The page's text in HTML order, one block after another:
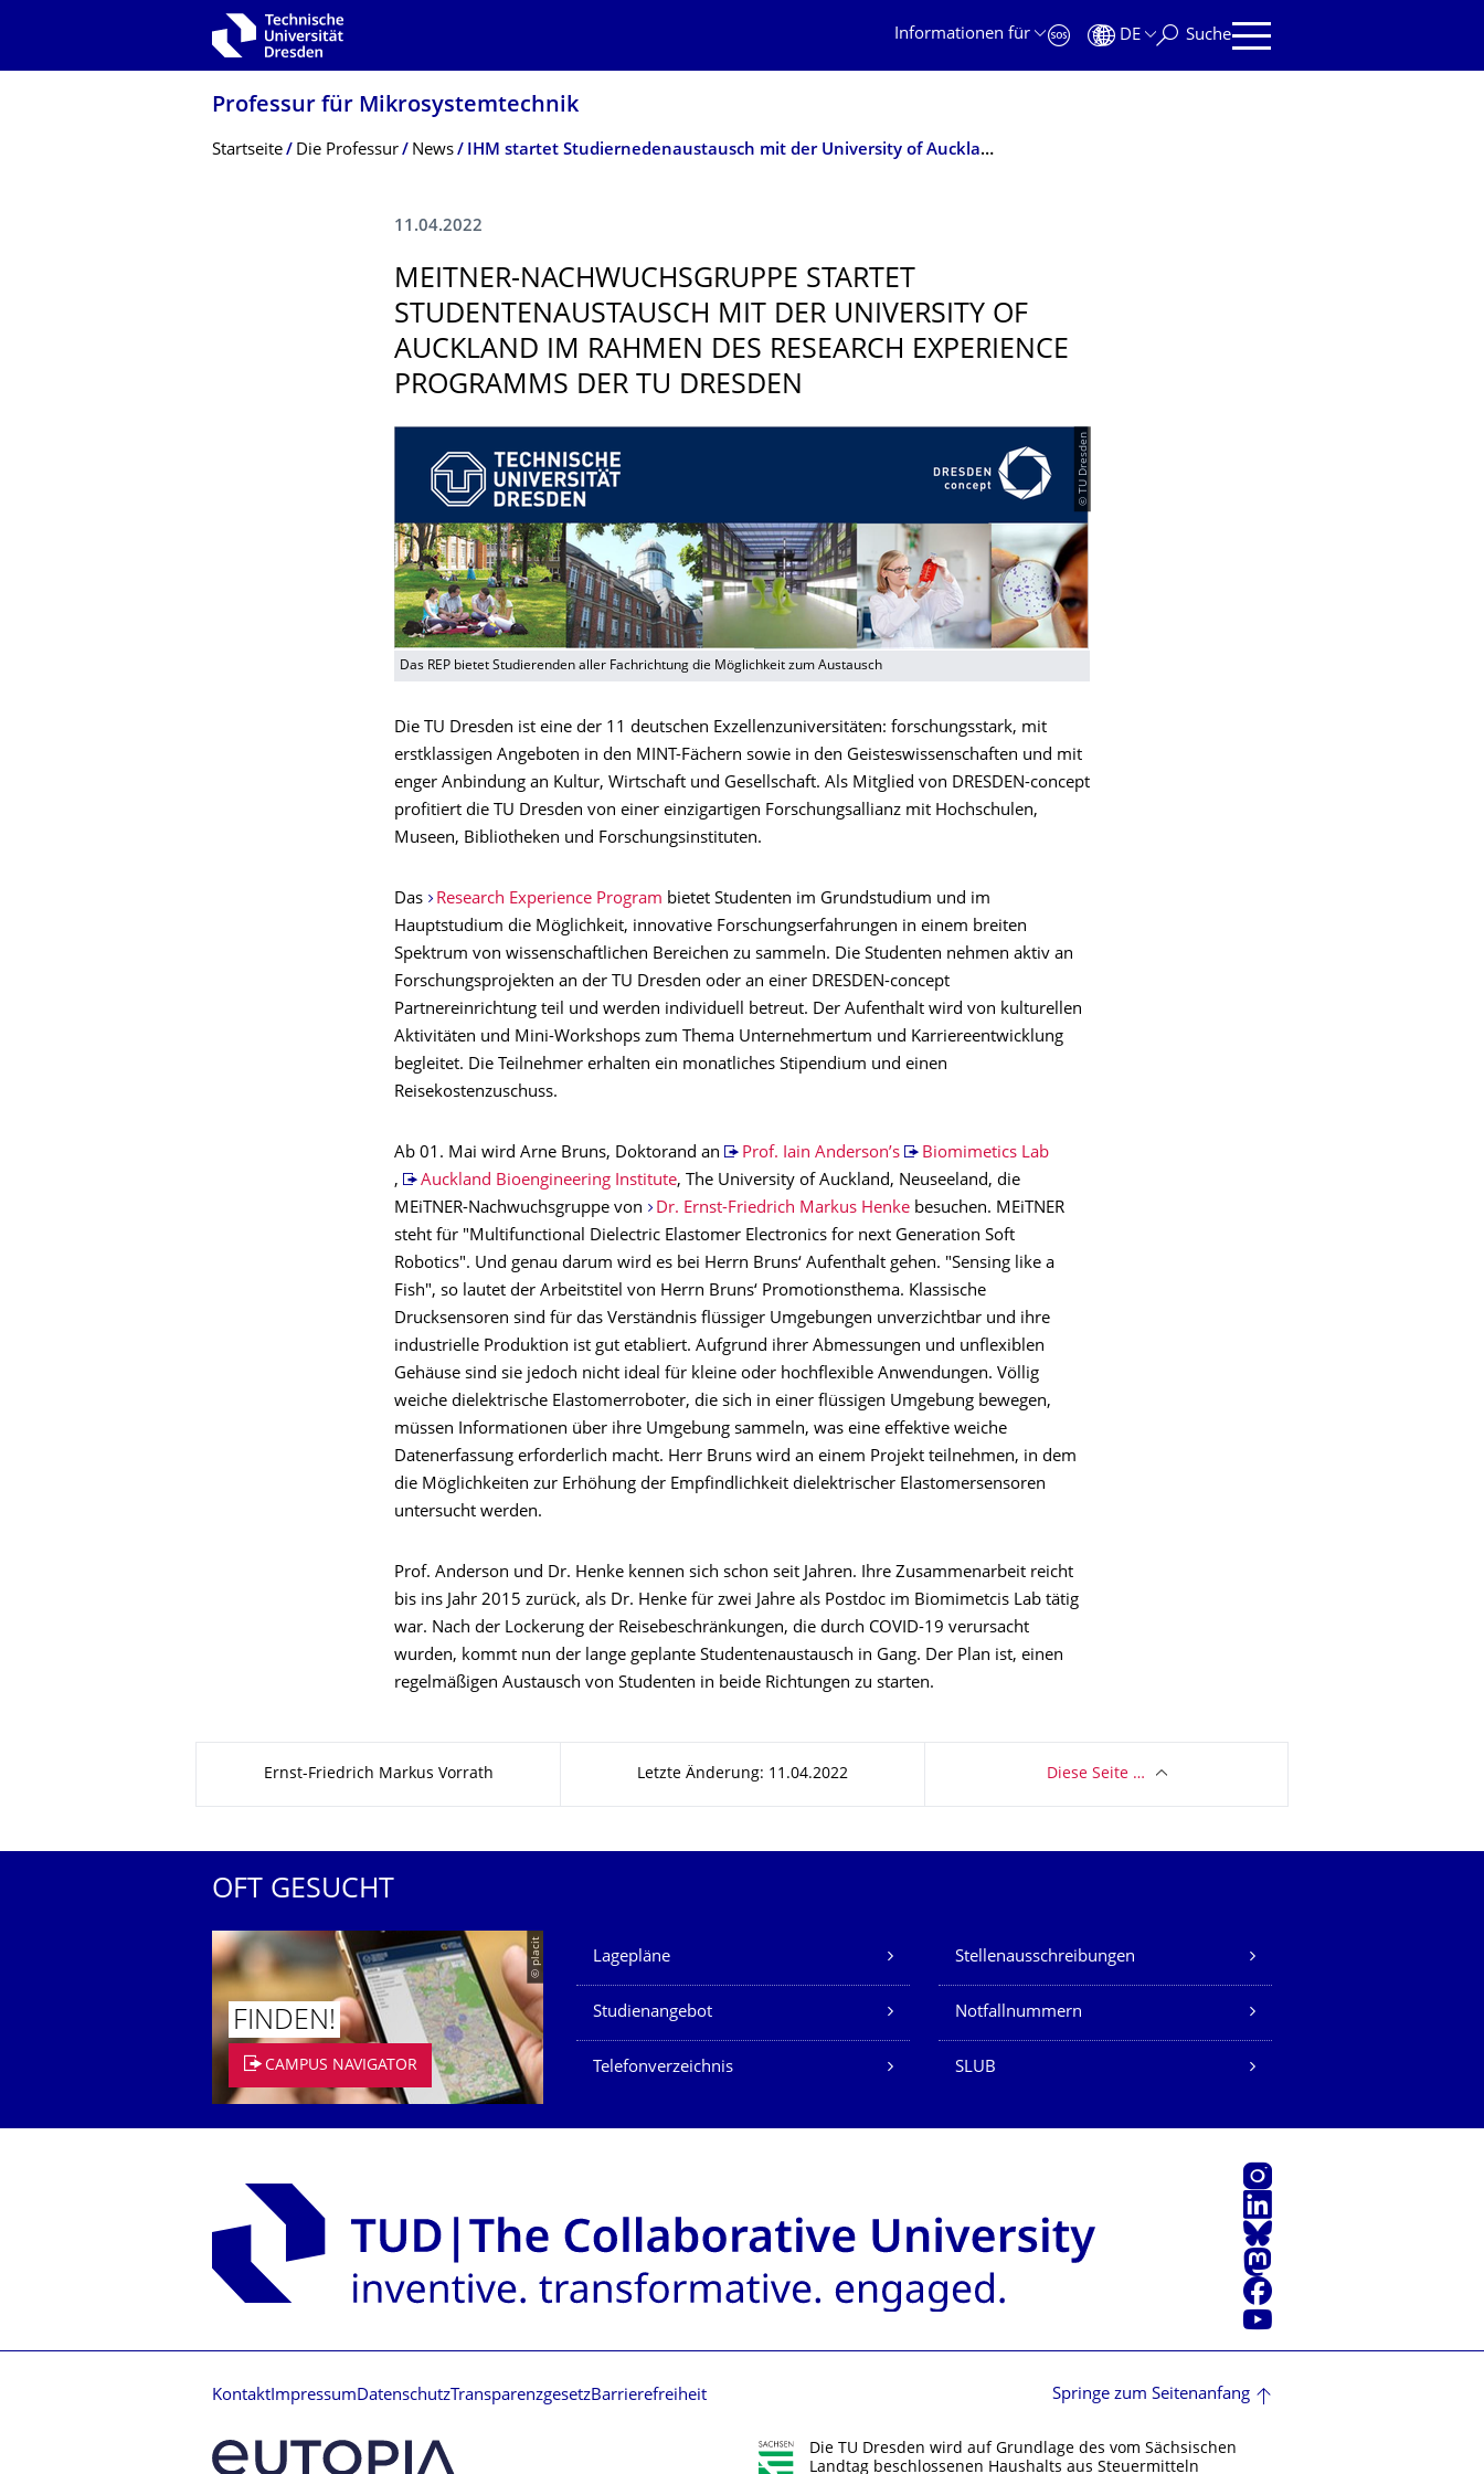
Zur Hauptnavigation springen
Informationen für
DE Suche
Professur für Mikrosystemtechnik
Breadcrumb-Menü
Startseite Die Professur News IHM startet Studiernedenaustausch mit der University of Auckland
11.04.2022
MEITNER-NACHWUCHSGRUPPE STARTET
STUDENTENAUS­TAUSCH MIT DER UNIVERSITY OF
AUCKLAND IM RAHMEN DES RESEARCH EXPERIENCE
PROGRAMMS DER TU DRESDEN
© TU Dresden
Das REP bietet Studierenden aller Fachrichtung die Möglichkeit zum Austausch
Die TU Dresden ist eine der 11 deutschen Exzellenzuniversitäten: forschungsstark, mit
erstklassigen Angeboten in den MINT-Fächern sowie in den Geisteswissenschaften und mit
enger Anbindung an Kultur, Wirtschaft und Gesellschaft. Als Mitglied von DRESDEN-concept
profitiert die TU Dresden von einer einzigartigen Forschungsallianz mit Hochschulen,
Museen, Bibliotheken und Forschungsinstituten.
Das Research Experience Program bietet Studenten im Grundstudium und im
Hauptstudium die Möglichkeit, innovative Forschungserfahrungen in einem breiten
Spektrum von wissenschaftlichen Bereichen zu sammeln. Die Studenten nehmen aktiv an
Forschungsprojekten an der TU Dresden oder an einer DRESDEN-concept
Partnereinrichtung teil und werden individuell betreut. Der Aufenthalt wird von kulturellen
Aktivitäten und Mini-Workshops zum Thema Unternehmertum und Karriereentwicklung
begleitet. Die Teilnehmer erhalten ein monatliches Stipendium und einen
Reisekostenzuschuss.
Ab 01. Mai wird Arne Bruns, Doktorand an Prof. Iain Anderson’s
Biomimetics Lab
,
Auckland Bioengineering Institute, The University of Auckland, Neuseeland, die
MEiTNER-Nachwuchsgruppe von
Dr. Ernst-Friedrich Markus Henkebesuchen. MEiTNER
steht für "Multifunctional Dielectric Elastomer Electronics for next Generation Soft
Robotics". Und genau darum wird es bei Herrn Bruns‘ Aufenthalt gehen. "Sensing like a
Fish", so lautet der Arbeitstitel von Herrn Bruns‘ Promotionsthema. Klassische
Drucksensoren sind für das Verständnis flüssiger Umgebungen unverzichtbar und ihre
industrielle Produktion ist gut etabliert. Aufgrund ihrer Abmessungen und unflexiblen
Gehäuse sind sie jedoch nicht ideal für kleine oder hochflexible Anwendungen. Völlig
weiche dielektrische Elastomerroboter, die sich in einer flüssigen Umgebung bewegen,
müssen Informationen über ihre Umgebung sammeln, was eine effektive weiche
Datenerfassung erforderlich macht. Herr Bruns wird an einem Projekt teilnehmen, in dem
die Möglichkeiten zur Erhöhung der Empfindlichkeit dielektrischer Elastomersensoren
untersucht werden.
Prof. Anderson und Dr. Henke kennen sich schon seit Jahren. Ihre Zusammenarbeit reicht
bis ins Jahr 2015 zurück, als Dr. Henke für zwei Jahre als Postdoc im Biomimetcis Lab tätig
war. Nach der Lockerung der Reisebeschränkungen, die durch COVID-19 verursacht
wurden, kommt nun der lange geplante Studentenaustausch in Gang. Der Plan ist, einen
regelmäßigen Austausch von Studenten in beide Richtungen zu starten.
Ernst-Friedrich Markus Vorrath Letzte Änderung: 11.04.2022 Diese Seite …
OFT GESUCHT
© placit
FINDEN!
CAMPUS NAVIGATOR
Unsere Dienste
Lagepläne Stellenausschreibungen
Studienangebot Notfallnummern
Telefonverzeichnis SLUB
Instagram
LinkedIn
Bluesky
Mastodon
Facebook
Youtube
Kontakt Impressum DatenschutzTransparenzgesetzBarrierefreiheit Springe zum Seitenanfang
Die TU Dresden wird auf Grundlage des vom Sächsischen
Landtag beschlossenen Haushalts aus Steuermitteln